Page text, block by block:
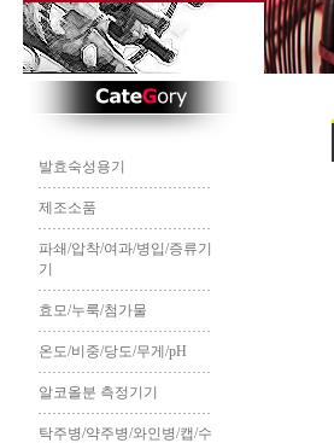
발효숙성용기
제조소품
파쇄/압착/여과/병입/증류기
기
효모/누룩/첨가물
온도/비중/당도/무게/pH
알코올분 측정기기
탁주병/약주병/와인병/캡/수